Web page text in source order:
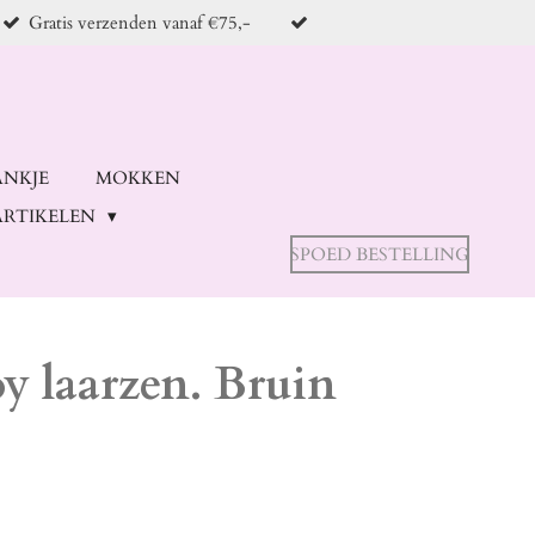
Gratis verzenden vanaf €75,-
MOKKEN
SPOED BESTELLING
laarzen. Bruin